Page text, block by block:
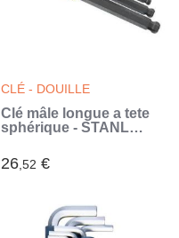
CLÉ - DOUILLE
Clé mâle longue a tete
sphérique - STANLEY
pieces avec étui (Noir)
26,52 €